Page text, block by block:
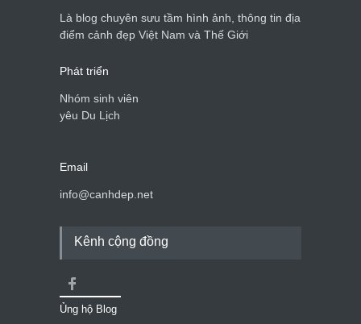
dân dã ở Sài Gòn
Cảnh đẹp Việt Nam 25/04/2020
Là blog chuyên sưu tầm hình ảnh, thông tin địa
điểm cảnh đẹp Việt Nam và Thế Giới
Phát triển
Nhóm sinh viên
yêu Du Lịch
Email
info@canhdep.net
Kênh cộng đồng
Ủng hộ Blog